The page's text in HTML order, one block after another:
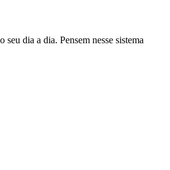
dia a dia. Pensem nesse sistema